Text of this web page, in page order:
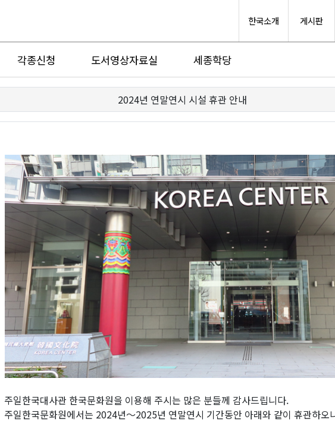
한국소개 게시판
각종신청 도서영상자료실 세종학당
2024년 연말연시 시설 휴관 안내
주일한국대사관 한국문화원을 이용해 주시는 많은 분들께 감사드립니다.
주일한국문화원에서는 2024년～2025년 연말연시 기간동안 아래와 같이 휴관하오